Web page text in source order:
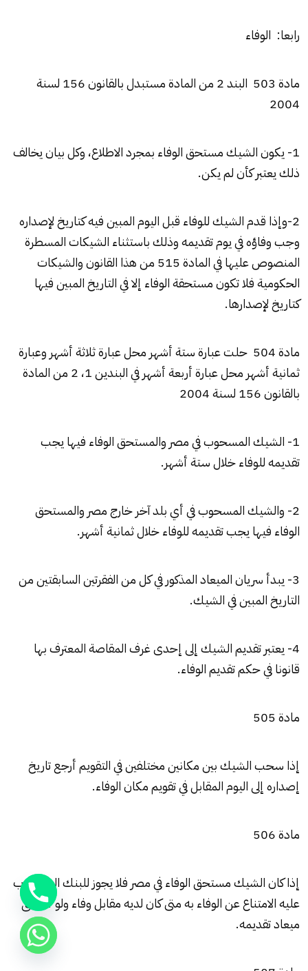
رابعا: الوفاء
مادة 503 البند 2 من المادة مستبدل بالقانون 156 لسنة
2004
1- يكون الشيك مستحق الوفاء بمجرد الاطلاع، وكل بيان يخالف
ذلك يعتبر كأن لم يكن.
2-وإذا قدم الشيك للوفاء قبل اليوم المبين فيه كتاريخ لإصداره
وجب وفاؤه في يوم تقديمه وذلك باستثناء الشيكات المسطرة
المنصوص عليها في المادة 515 من هذا القانون والشيكات
الحكومية فلا تكون مستحقة الوفاء إلا في التاريخ المبين فيها
كتاريخ لإصدارها.
مادة 504 حلت عبارة ستة أشهر محل عبارة ثلاثة أشهر وعبارة
ثمانية أشهر محل عبارة أربعة أشهر في البندين 1، 2 من المادة
بالقانون 156 لسنة 2004
1- الشيك المسحوب في مصر والمستحق الوفاء فيها يجب
تقديمه للوفاء خلال ستة أشهر.
2- والشيك المسحوب في أي بلد آخر خارج مصر والمستحق
الوفاء فيها يجب تقديمه للوفاء خلال ثمانية أشهر.
3- يبدأ سريان الميعاد المذكور في كل من الفقرتين السابقتين من
التاريخ المبين في الشيك.
4- يعتبر تقديم الشيك إلى إحدى غرف المقاصة المعترف بها
قانونا في حكم تقديم الوفاء.
مادة 505
إذا سحب الشيك بين مكانين مختلفين في التقويم أرجع تاريخ
إصداره إلى اليوم المقابل في تقويم مكان الوفاء.
مادة 506
إذا كان الشيك مستحق الوفاء في مصر فلا يجوز للبنك المسحوب
عليه الامتناع عن الوفاء به متى كان لديه مقابل وفاء ولو أنقضى
ميعاد تقديمه.